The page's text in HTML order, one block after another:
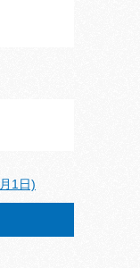
1日)